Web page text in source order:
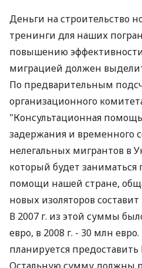
Деньги на строительство
тренинги для наших
повышению
миграцией должен
По предварительным
организационного
"Консультационная
задержания и временного
нелегальных мигрантов в
который будет
помощи нашей стране,
новых изоляторов
В 2007 г. из этой суммы
евро, в 2008 г. - 30 млн
планируется предоставить